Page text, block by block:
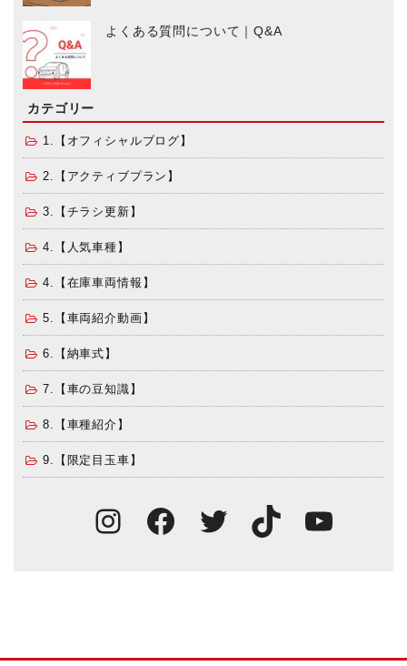
よくある質問について｜Q&A
カテゴリー
1.【オフィシャルブログ】
2.【アクティブプラン】
3.【チラシ更新】
4.【人気車種】
4.【在庫車両情報】
5.【車両紹介動画】
6.【納車式】
7.【車の豆知識】
8.【車種紹介】
9.【限定目玉車】
Instagram
Facebook
TwitterTikTok